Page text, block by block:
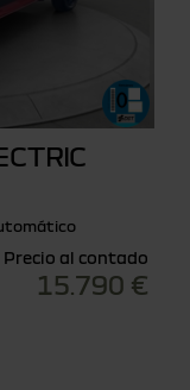
Precio al contado
15.790 €